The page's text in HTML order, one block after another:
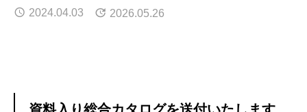
2024.04.03 2026.05.26